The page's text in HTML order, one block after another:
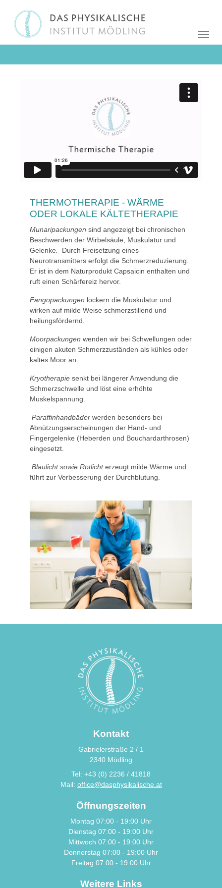
THERMOTHERAPIE - WÄRME
ODER LOKALE KÄLTETHERAPIE
Munaripackungen sind angezeigt bei chronischen
Beschwerden der Wirbelsäule, Muskulatur und
Gelenke
Durch Freisetzung eines
Neurotransmitters erfolgt die Schmerzreduzierung.
Er ist in dem Naturprodukt Capsaicin enthalten und
ruft einen Schärfereiz hervor.
Fangopackungen lockern die Muskulatur und
wirken auf milde Weise schmerzstillend und
heilungsfördernd.
Moorpackungen wenden wir bei Schwellungen oder
einigen akuten Schmerzzuständen als kühles oder
kaltes Moor an.
Kryotherapie senkt bei längerer Anwendung die
Schmerzschwelle und löst eine erhöhte
Muskelspannung.
Paraffinhandbäder werden besonders bei
Abnützungserscheinungen der Hand- und
Fingergelenke (Heberden und Bouchardarthrosen)
eingesetzt.
Blaulicht sowie Rotlichterzeugt milde Wärme und
führt zur Verbesserung der Durchblutung.
Kontakt
Gabrielerstraße 2 / 1
2340 Mödling
Tel: +43 (0) 2236 / 41818
Mail: office@dasphysikalische.at
Öffnungszeiten
Montag 07:00 - 19:00 Uhr
Dienstag 07:00 - 19:00 Uhr
Mittwoch 07:00 - 19:00 Uhr
Donnerstag 07:00 - 19:00 Uhr
Freitag 07:00 - 19:00 Uhr
Weitere Links